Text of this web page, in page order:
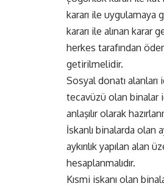
kararı ile
kararı ile alınan karar
herkes tarafından
getirilmelidir.
Sosyal donatı alanları
tecavüzü olan binalar
anlaşılır olarak
İskanlı binalarda olan
aykırılık yapılan alan
hesaplanmalıdır.
Kısmi iskanı olan